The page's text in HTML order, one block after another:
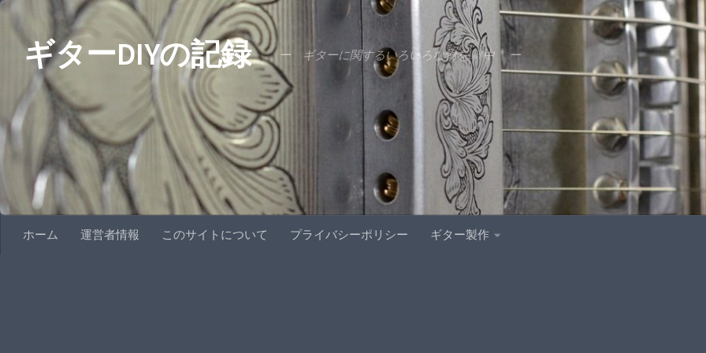
コンテンツへスキップ
ギターDIYの記録 ー ギターに関するいろいろな物をDIY中 ー
ホーム 運営者情報 このサイトについて プライバシーポリシー ギター製作